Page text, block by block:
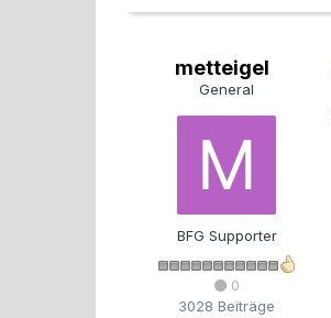
metteigel
General
BFG Supporter
0
3028 Beiträge